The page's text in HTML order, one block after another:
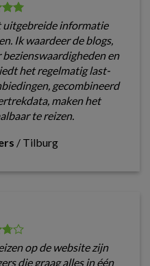
uitgebreide informatie
Ik waardeer de blogs,
en
het regelmatig last-
gecombineerd
maken het
te reizen.
/ Tilburg
op de website zijn
die graag alles in één